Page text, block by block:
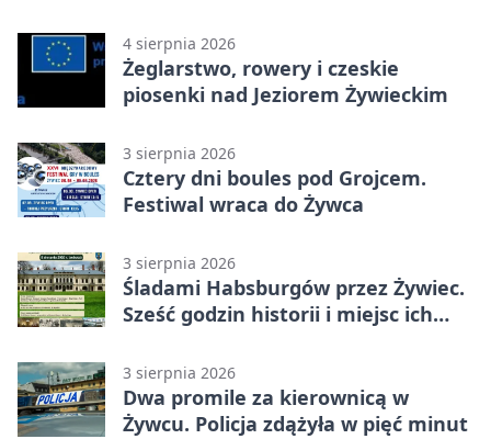
4 sierpnia 2026
Żeglarstwo, rowery i czeskie
piosenki nad Jeziorem Żywieckim
3 sierpnia 2026
Cztery dni boules pod Grojcem.
Festiwal wraca do Żywca
3 sierpnia 2026
Śladami Habsburgów przez Żywiec.
Sześć godzin historii i miejsc ich
3 sierpnia 2026
Dwa promile za kierownicą w
Żywcu. Policja zdążyła w pięć minut